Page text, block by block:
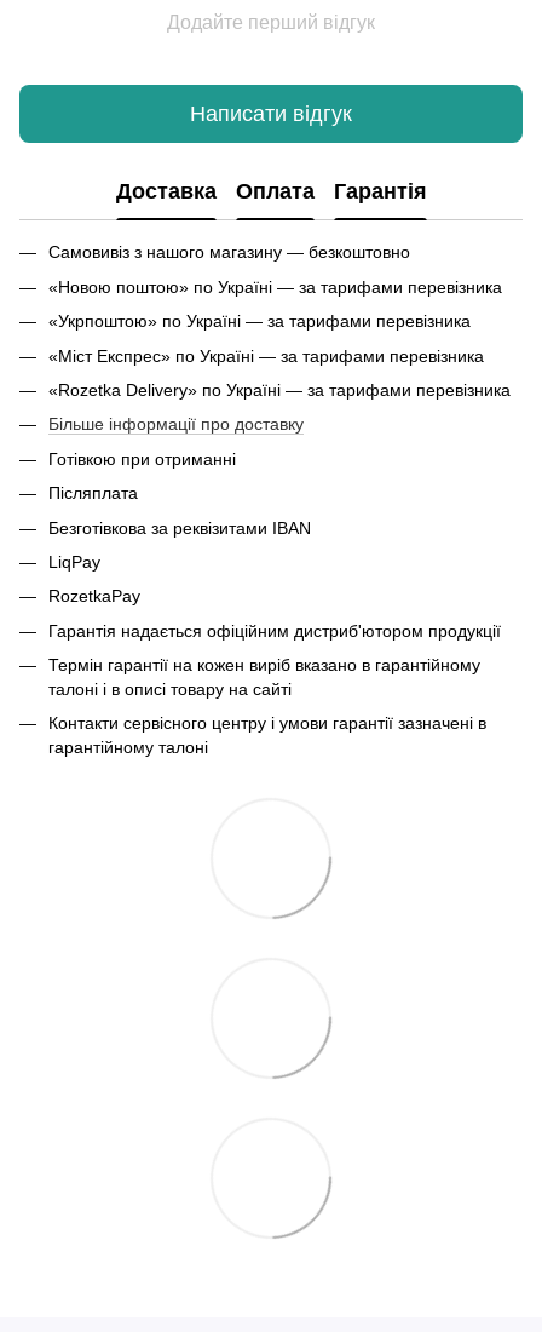
Додайте перший відгук
Написати відгук
Доставка Оплата Гарантія
Самовивіз з нашого магазину — безкоштовно
«Новою поштою» по Україні — за тарифами перевізника
«Укрпоштою» по Україні — за тарифами перевізника
«Міст Експрес» по Україні — за тарифами перевізника
«Rozetka Delivery» по Україні — за тарифами перевізника
Більше інформації про доставку
Готівкою при отриманні
Післяплата
Безготівкова за реквізитами IBAN
LiqPay
RozetkaPay
Гарантія надається офіційним дистриб'ютором продукції
Термін гарантії на кожен виріб вказано в гарантійному
талоні і в описі товару на сайті
Контакти сервісного центру і умови гарантії зазначені в
гарантійному талоні